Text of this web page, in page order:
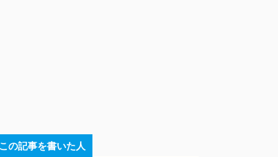
この記事を書いた人